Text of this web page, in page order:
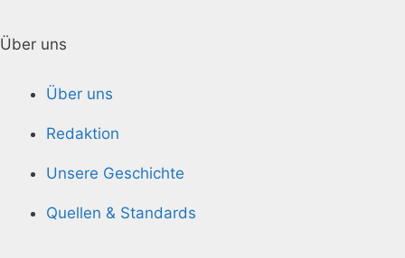
Über uns
Über uns
Redaktion
Unsere Geschichte
Quellen & Standards